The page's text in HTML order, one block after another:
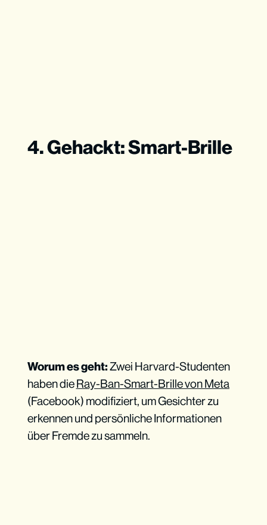
4. Gehackt: Smart-Brille
Worum es geht:Zwei Harvard-Studenten
haben dieRay-Ban-Smart-Brille von Meta
(Facebook) modifiziert, um Gesichter zu
erkennen und persönliche Informationen
über Fremde zu sammeln.